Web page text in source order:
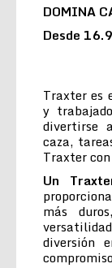
DOMINA
Desde
Traxter es
y
divertirse
caza,
Traxter
Un
más
diversión